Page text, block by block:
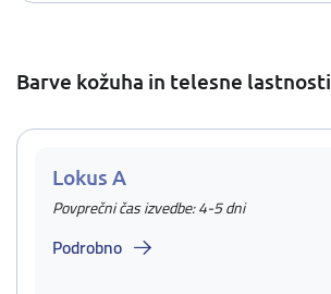
Barve kožuha in telesne lastnosti
Lokus A
Povprečni čas izvedbe: 4-5 dni
Podrobno